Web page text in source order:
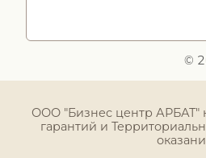
©
ООО "Бизнес центр АРБАТ"
гарантий и